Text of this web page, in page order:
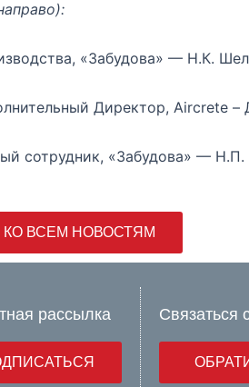
«Забудова» — Н.К.
Директор, Aircrete –
сотрудник, «Забудова» —
КО ВСЕМ НОВОСТЯМ
рассылка Связаться